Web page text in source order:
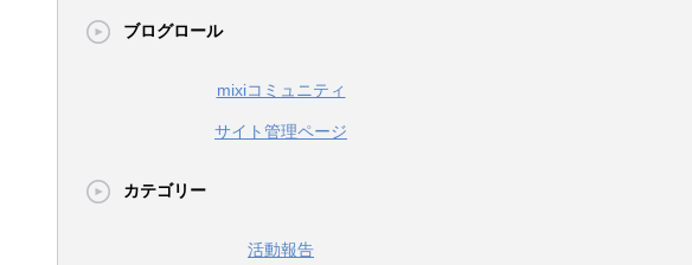
ブログロール
mixiコミュニティ
サイト管理ページ
カテゴリー
活動報告